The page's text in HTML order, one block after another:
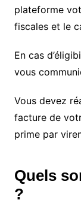
plateforme
fiscales et le
En cas
vous
Vous devez
facture de
prime par
Quels
?